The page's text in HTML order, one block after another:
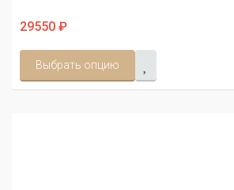
29550 ₽
Выбрать опцию